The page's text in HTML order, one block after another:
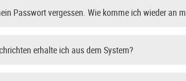
Passwort vergessen. Wie komme ich wieder an
erhalte ich aus dem System?